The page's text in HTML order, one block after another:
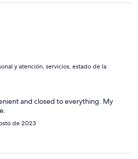
y atención, servicios, estado de la
and closed to everything. My
de 2023